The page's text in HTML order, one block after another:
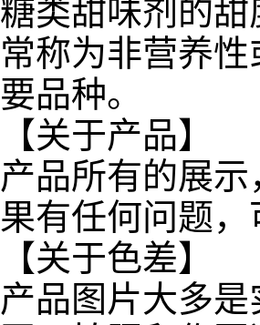
糖类甜味剂的
常称为非营养
要品种。
【关于产品】
产品所有的展
果有任何问题
【关于色差】
产品图片大多